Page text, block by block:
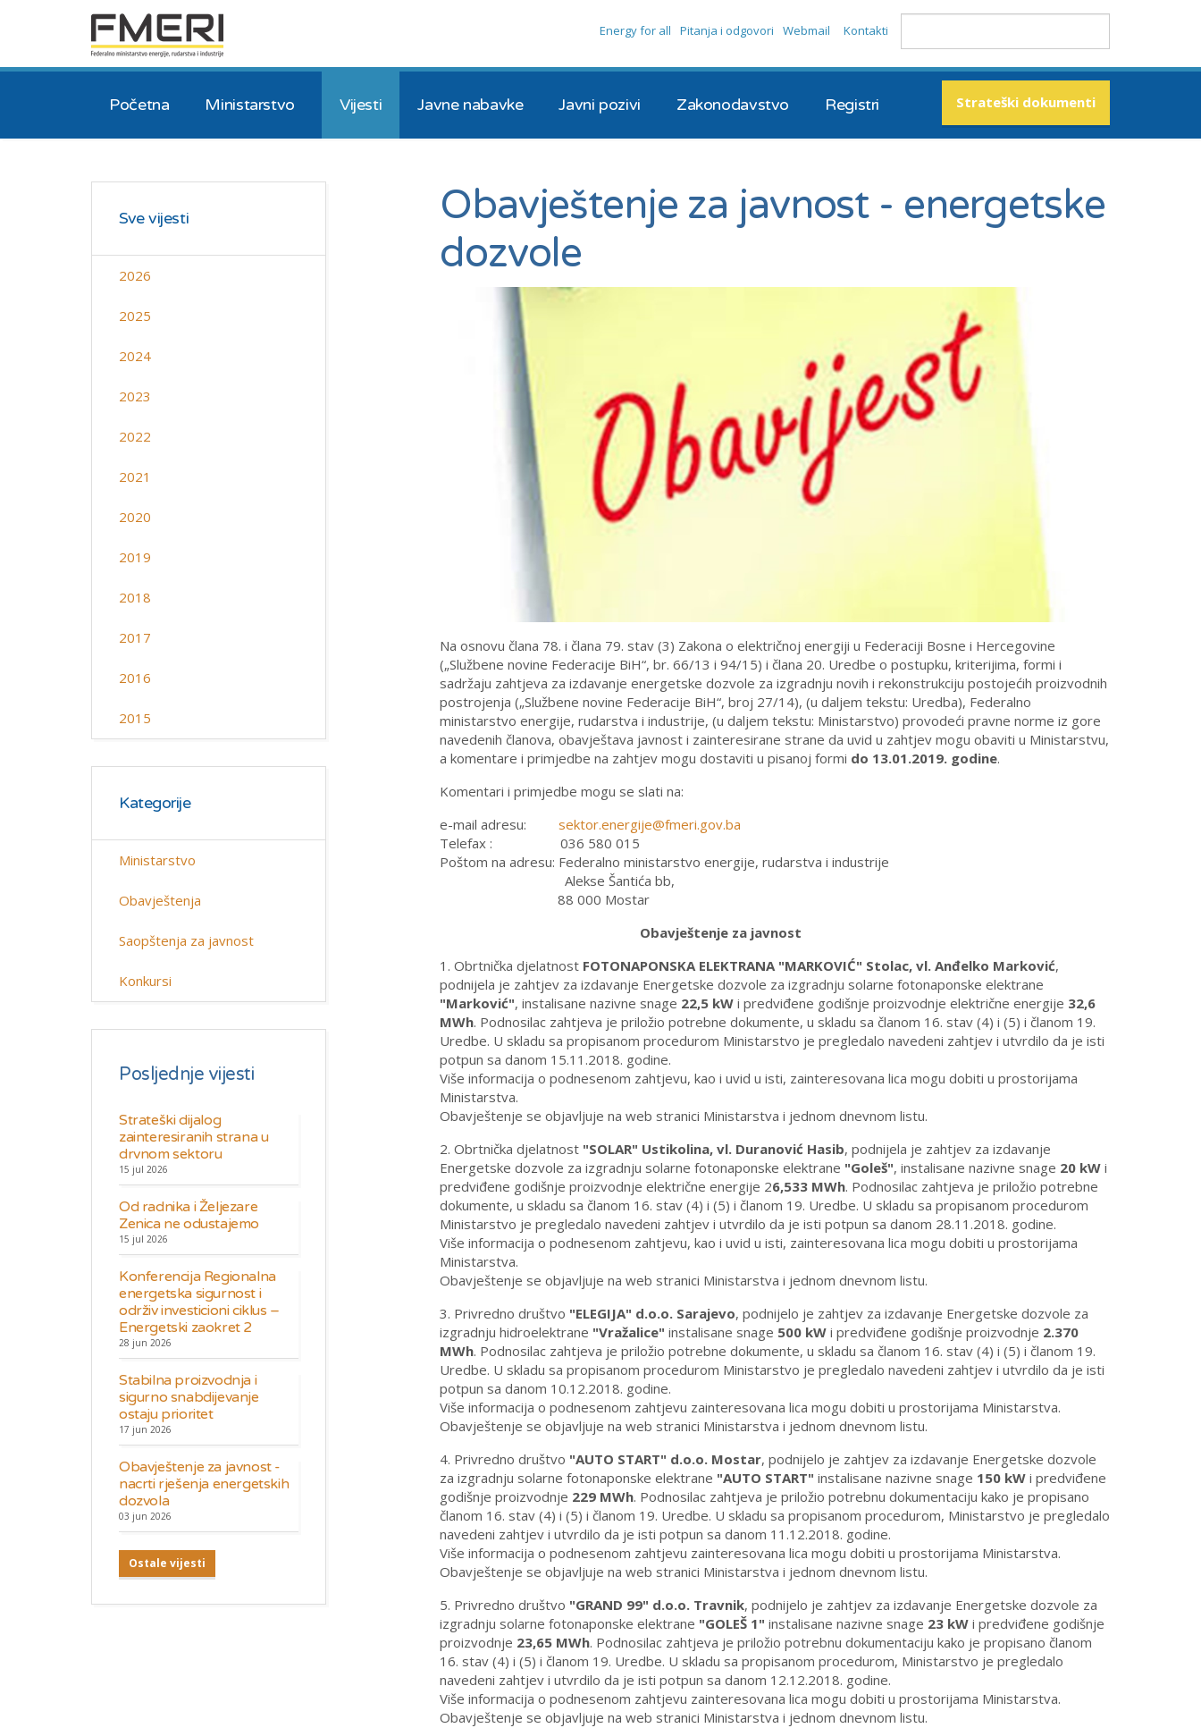
Strateški dokumenti
Početna Ministarstvo Vijesti Javne nabavke Javni pozivi Zakonodavstvo Registri
Energy for all Pitanja i odgovori Webmail Kontakti
Obavještenje za javnost - energetske
dozvole
Na osnovu člana 78. i člana 79. stav (3) Zakona o električnoj energiji u Federaciji Bosne i Hercegovine
(„Službene novine Federacije BiH“, br. 66/13 i 94/15) i člana 20. Uredbe o postupku, kriterijima, formi i
sadržaju zahtjeva za izdavanje energetske dozvole za izgradnju novih i rekonstrukciju postojećih proizvodnih
postrojenja („Službene novine Federacije BiH“, broj 27/14), (u daljem tekstu: Uredba), Federalno
ministarstvo energije, rudarstva i industrije, (u daljem tekstu: Ministarstvo) provodeći pravne norme iz gore
navedenih članova, obavještava javnost i zainteresirane strane da uvid u zahtjev mogu obaviti u Ministarstvu,
a komentare i primjedbe na zahtjev mogu dostaviti u pisanoj formi do 13.01.2019. godine.
Komentari i primjedbe mogu se slati na:
e-mail adresu: sektor.energije@fmeri.gov.ba
Telefax : 036 580 015
Poštom na adresu: Federalno ministarstvo energije, rudarstva i industrije
Alekse Šantića bb,
88 000 Mostar
Obavještenje za javnost
1. Obrtnička djelatnost FOTONAPONSKA ELEKTRANA "MARKOVIĆ" Stolac, vl. Anđelko Marković,
podnijela je zahtjev za izdavanje Energetske dozvole za izgradnju solarne fotonaponske elektrane
"Marković", instalisane nazivne snage 22,5 kW i predviđene godišnje proizvodnje električne energije 32,6
MWh. Podnosilac zahtjeva je priložio potrebne dokumente, u skladu sa članom 16. stav (4) i (5) i članom 19.
Uredbe. U skladu sa propisanom procedurom Ministarstvo je pregledalo navedeni zahtjev i utvrdilo da je isti
potpun sa danom 15.11.2018. godine.
Više informacija o podnesenom zahtjevu, kao i uvid u isti, zainteresovana lica mogu dobiti u prostorijama
Ministarstva.
Obavještenje se objavljuje na web stranici Ministarstva i jednom dnevnom listu.
2. Obrtnička djelatnost "SOLAR" Ustikolina, vl. Duranović Hasib, podnijela je zahtjev za izdavanje
Energetske dozvole za izgradnju solarne fotonaponske elektrane "Goleš", instalisane nazivne snage 20 kW i
predviđene godišnje proizvodnje električne energije 26,533 MWh. Podnosilac zahtjeva je priložio potrebne
dokumente, u skladu sa članom 16. stav (4) i (5) i članom 19. Uredbe. U skladu sa propisanom procedurom
Ministarstvo je pregledalo navedeni zahtjev i utvrdilo da je isti potpun sa danom 28.11.2018. godine.
Više informacija o podnesenom zahtjevu, kao i uvid u isti, zainteresovana lica mogu dobiti u prostorijama
Ministarstva.
Obavještenje se objavljuje na web stranici Ministarstva i jednom dnevnom listu.
3. Privredno društvo "ELEGIJA" d.o.o. Sarajevo, podnijelo je zahtjev za izdavanje Energetske dozvole za
izgradnju hidroelektrane "Vražalice" instalisane snage 500 kW i predviđene godišnje proizvodnje 2.370
MWh. Podnosilac zahtjeva je priložio potrebne dokumente, u skladu sa članom 16. stav (4) i (5) i članom 19.
Uredbe. U skladu sa propisanom procedurom Ministarstvo je pregledalo navedeni zahtjev i utvrdilo da je isti
potpun sa danom 10.12.2018. godine.
Više informacija o podnesenom zahtjevu zainteresovana lica mogu dobiti u prostorijama Ministarstva.
Obavještenje se objavljuje na web stranici Ministarstva i jednom dnevnom listu.
4. Privredno društvo "AUTO START" d.o.o. Mostar, podnijelo je zahtjev za izdavanje Energetske dozvole
za izgradnju solarne fotonaponske elektrane "AUTO START" instalisane nazivne snage 150 kW i predviđene
godišnje proizvodnje 229 MWh. Podnosilac zahtjeva je priložio potrebnu dokumentaciju kako je propisano
članom 16. stav (4) i (5) i članom 19. Uredbe. U skladu sa propisanom procedurom, Ministarstvo je pregledalo
navedeni zahtjev i utvrdilo da je isti potpun sa danom 11.12.2018. godine.
Više informacija o podnesenom zahtjevu zainteresovana lica mogu dobiti u prostorijama Ministarstva.
Obavještenje se objavljuje na web stranici Ministarstva i jednom dnevnom listu.
5. Privredno društvo "GRAND 99" d.o.o. Travnik, podnijelo je zahtjev za izdavanje Energetske dozvole za
izgradnju solarne fotonaponske elektrane "GOLEŠ 1" instalisane nazivne snage 23 kW i predviđene godišnje
proizvodnje 23,65 MWh. Podnosilac zahtjeva je priložio potrebnu dokumentaciju kako je propisano članom
16. stav (4) i (5) i članom 19. Uredbe. U skladu sa propisanom procedurom, Ministarstvo je pregledalo
navedeni zahtjev i utvrdilo da je isti potpun sa danom 12.12.2018. godine.
Više informacija o podnesenom zahtjevu zainteresovana lica mogu dobiti u prostorijama Ministarstva.
Obavještenje se objavljuje na web stranici Ministarstva i jednom dnevnom listu.
Sve vijesti
2026
2025
2024
2023
2022
2021
2020
2019
2018
2017
2016
2015
Kategorije
Ministarstvo
Obavještenja
Saopštenja za javnost
Konkursi
Posljednje vijesti
Strateški dijalog
zainteresiranih strana u
drvnom sektoru
15 jul 2026
Od radnika i Željezare
Zenica ne odustajemo
15 jul 2026
Konferencija Regionalna
energetska sigurnost i
održiv investicioni ciklus –
Energetski zaokret 2
28 jun 2026
Stabilna proizvodnja i
sigurno snabdijevanje
ostaju prioritet
17 jun 2026
Obavještenje za javnost -
nacrti rješenja energetskih
dozvola
03 jun 2026
Ostale vijesti